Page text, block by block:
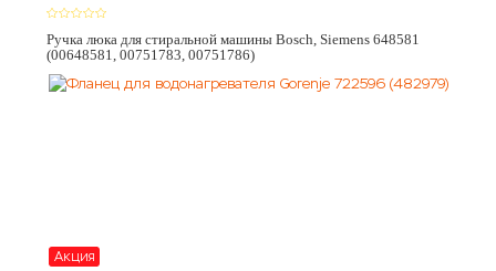
Ручка люка для стиральной машины Bosch, Siemens 648581
(00648581, 00751783, 00751786)
Акция